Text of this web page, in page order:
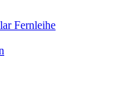
Fernleihe